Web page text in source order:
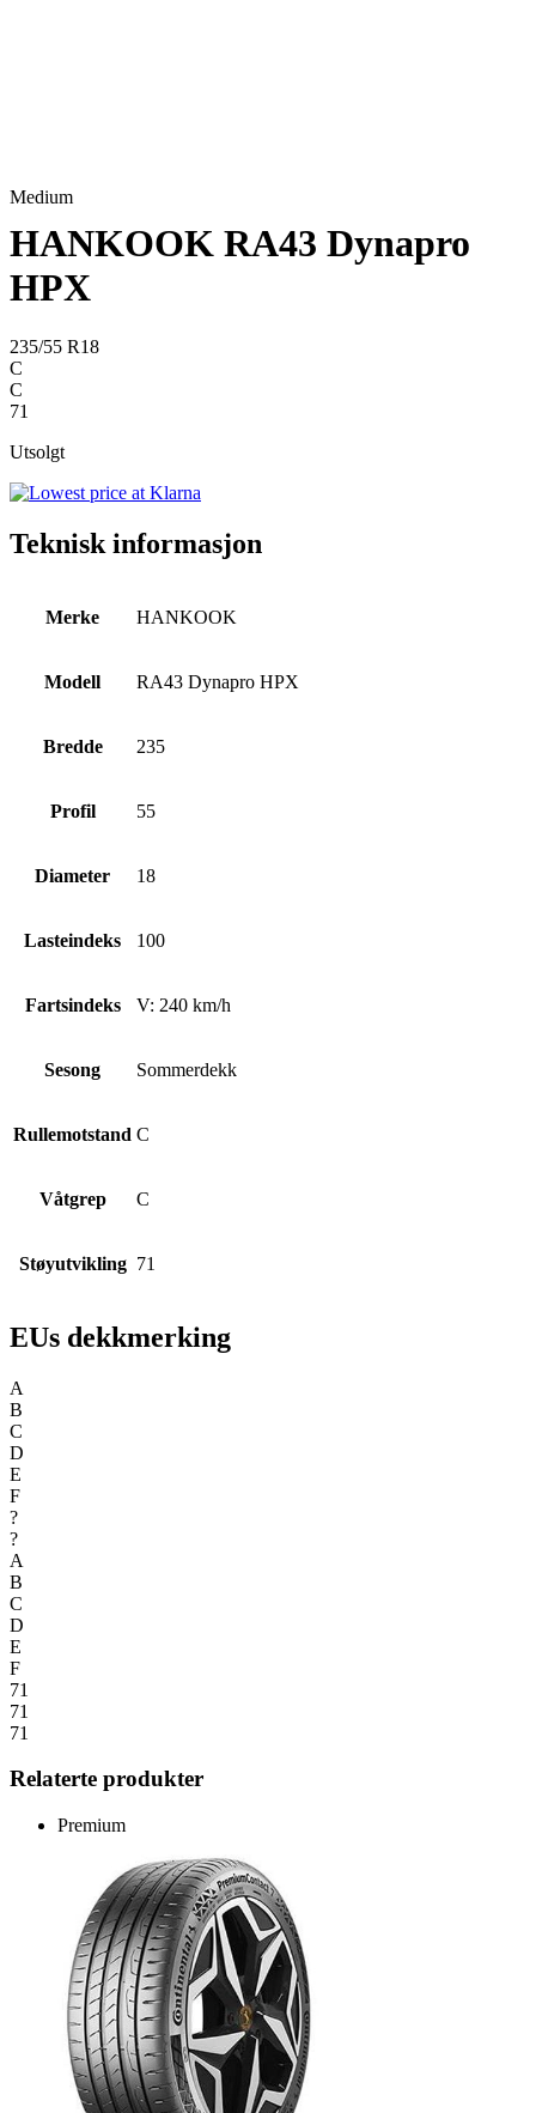
Medium
HANKOOK RA43 Dynapro
HPX
235/55 R18
C
C
71
Utsolgt
Teknisk informasjon
Merke HANKOOK
Modell RA43 Dynapro HPX
Bredde 235
Profil 55
Diameter 18
Lasteindeks 100
Fartsindeks V: 240 km/h
Sesong Sommerdekk
Rullemotstand C
Våtgrep C
Støyutvikling 71
EUs dekkmerking
A
B
C
D
E
F
?
?
A
B
C
D
E
F
71
71
71
Relaterte produkter
Premium